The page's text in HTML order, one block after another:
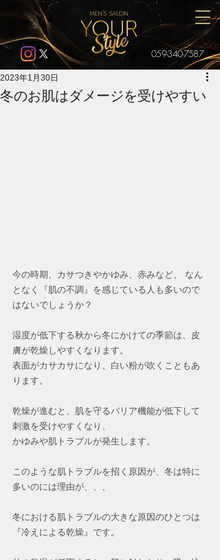
059-340-7587
冬のお肌はダメージを受けやすい
2023年1月30日
今の時期、カサつきやかゆみ、赤みなど、 なん
となく『肌の不調』を感じている人も多いので
はないでしょうか？
湿度が低下する秋から冬にかけての季節は、皮
膚が乾燥しやすくなります。
表面がカサカサになり、白い粉が吹くこともあ
ります。
乾燥が進むと、肌を守るバリア機能が低下して
刺激を受けやすくなり、
かゆみや肌トラブルが発生します。
このような肌トラブルを招く原因が、冬は特に
多いのには理由が、、、
冬における肌トラブルの大きな原因のひとつは
『冷えによる乾燥』です。